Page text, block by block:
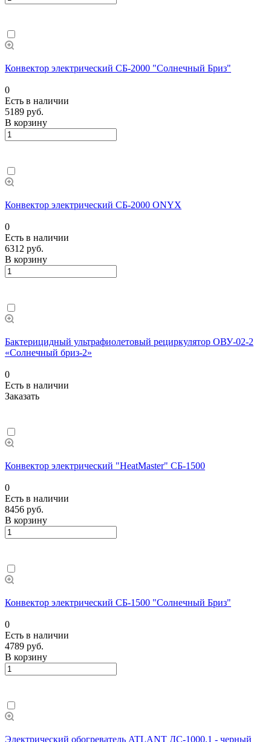
Конвектор электрический СБ-2000 "Солнечный Бриз"
0
Есть в наличии
5189 руб.
В корзину
Конвектор электрический СБ-2000 ONYX
0
Есть в наличии
6312 руб.
В корзину
Бактерицидный ультрафиолетовый рециркулятор ОВУ-02-2
«Солнечный бриз-2»
0
Есть в наличии
Заказать
Конвектор электрический "HeatMaster" СБ-1500
0
Есть в наличии
8456 руб.
В корзину
Конвектор электрический СБ-1500 "Солнечный Бриз"
0
Есть в наличии
4789 руб.
В корзину
Электрический обогреватель ATLANT ДС-1000.1 - черный